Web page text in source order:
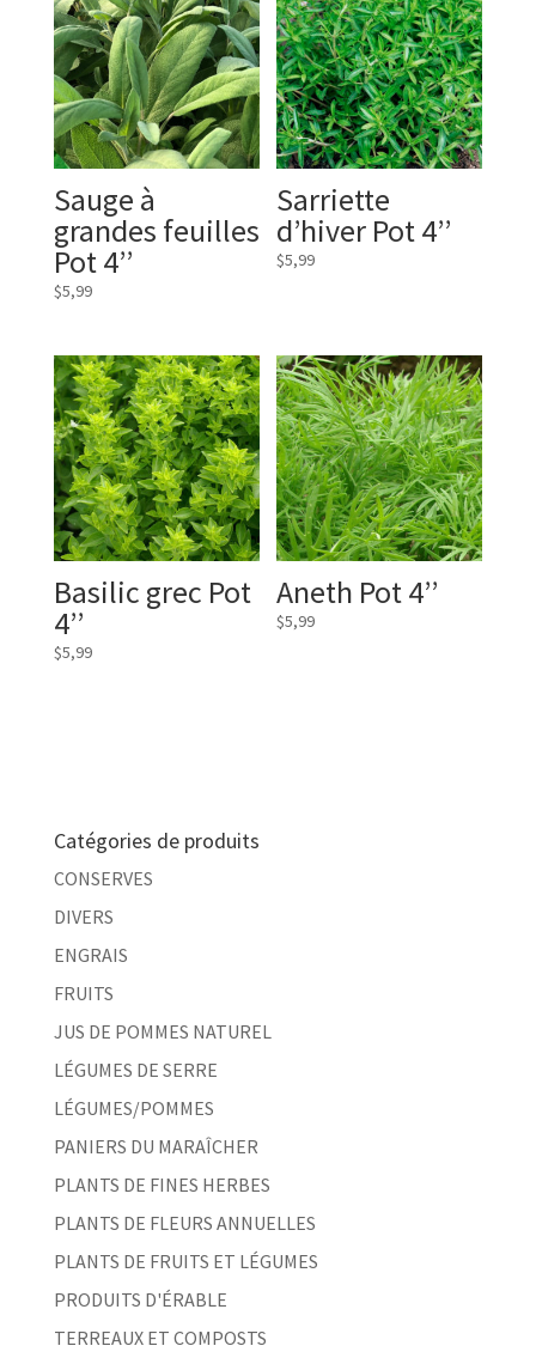
Sauge à
grandes feuilles
Pot 4’’
$5,99
Sarriette
d’hiver Pot 4’’
$5,99
Basilic grec Pot
4’’
$5,99
Aneth Pot 4’’
$5,99
Catégories de produits
CONSERVES
DIVERS
ENGRAIS
FRUITS
JUS DE POMMES NATUREL
LÉGUMES DE SERRE
LÉGUMES/POMMES
PANIERS DU MARAÎCHER
PLANTS DE FINES HERBES
PLANTS DE FLEURS ANNUELLES
PLANTS DE FRUITS ET LÉGUMES
PRODUITS D'ÉRABLE
TERREAUX ET COMPOSTS